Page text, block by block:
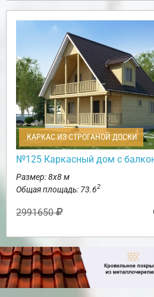
КАРКАС ИЗ СТРОГАНОЙ ДОСКИ
№125 Каркасный дом с
Размер: 8х8 м
Общая площадь: 73.62
2991650